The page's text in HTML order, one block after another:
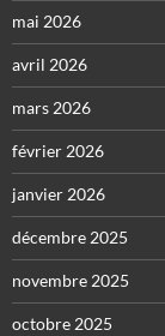
mai 2026
avril 2026
mars 2026
février 2026
janvier 2026
décembre 2025
novembre 2025
octobre 2025